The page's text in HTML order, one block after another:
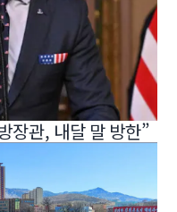
장관, 내달 말 방한”